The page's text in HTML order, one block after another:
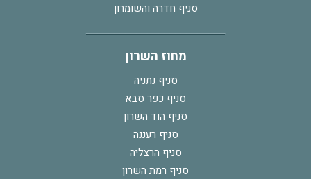
סניף חדרה והשומרון
מחוז השרון
סניף נתניה
סניף כפר סבא
סניף הוד השרון
סניף רעננה
סניף הרצליה
סניף רמת השרון